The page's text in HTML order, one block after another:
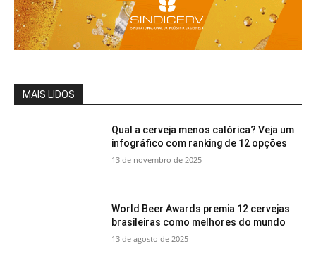
MAIS LIDOS
Qual a cerveja menos calórica? Veja um
infográfico com ranking de 12 opções
13 de novembro de 2025
World Beer Awards premia 12 cervejas
brasileiras como melhores do mundo
13 de agosto de 2025